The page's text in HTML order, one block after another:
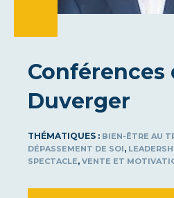
Conférences
Duverger
THÉMATIQUES : BIEN-ÊTRE AU
DÉPASSEMENT DE SOI,
SPECTACLE, VENTE ET